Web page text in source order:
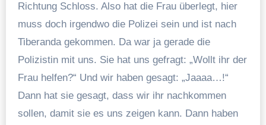
Richtung Schloss. Also hat die Frau überlegt, hier
muss doch irgendwo die Polizei sein und ist nach
Tiberanda gekommen. Da war ja gerade die
Polizistin mit uns. Sie hat uns gefragt: „Wollt ihr der
Frau helfen?“ Und wir haben gesagt: „Jaaaa…!“
Dann hat sie gesagt, dass wir ihr nachkommen
sollen, damit sie es uns zeigen kann. Dann haben